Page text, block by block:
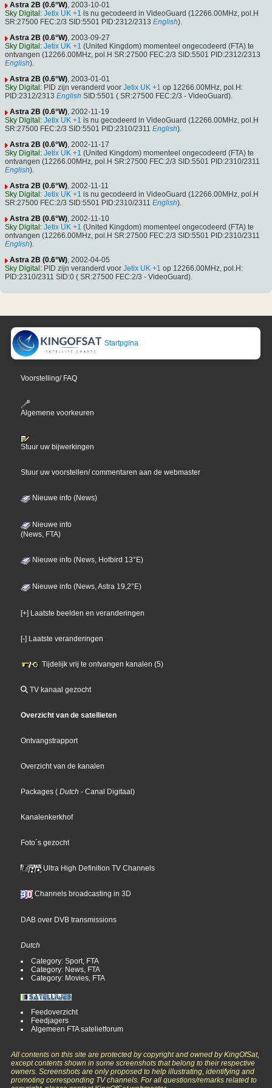
Astra 2B (0.6°W), 2003-10-01
Sky Digital : Jetix UK +1 is nu gecodeerd in VideoGuard (12266.00MHz, pol.H
SR:27500 FEC:2/3 SID:5501 PID:2312/2313 English).
Astra 2B (0.6°W), 2003-09-27
Sky Digital : Jetix UK +1 (United Kingdom) momenteel ongecodeerd (FTA) te
ontvangen (12266.00MHz, pol.H SR:27500 FEC:2/3 SID:5501 PID:2312/2313
English).
Astra 2B (0.6°W), 2003-01-01
Sky Digital : PID zijn veranderd voor Jetix UK +1 op 12266.00MHz, pol.H:
PID:2312/2313 English SID:5501 ( SR:27500 FEC:2/3 - VideoGuard).
Astra 2B (0.6°W), 2002-11-19
Sky Digital : Jetix UK +1 is nu gecodeerd in VideoGuard (12266.00MHz, pol.H
SR:27500 FEC:2/3 SID:5501 PID:2310/2311 English).
Astra 2B (0.6°W), 2002-11-17
Sky Digital : Jetix UK +1 (United Kingdom) momenteel ongecodeerd (FTA) te
ontvangen (12266.00MHz, pol.H SR:27500 FEC:2/3 SID:5501 PID:2310/2311
English).
Astra 2B (0.6°W), 2002-11-11
Sky Digital : Jetix UK +1 is nu gecodeerd in VideoGuard (12266.00MHz, pol.H
SR:27500 FEC:2/3 SID:5501 PID:2310/2311 English).
Astra 2B (0.6°W), 2002-11-10
Sky Digital : Jetix UK +1 (United Kingdom) momenteel ongecodeerd (FTA) te
ontvangen (12266.00MHz, pol.H SR:27500 FEC:2/3 SID:5501 PID:2310/2311
English).
Astra 2B (0.6°W), 2002-04-05
Sky Digital : PID zijn veranderd voor Jetix UK +1 op 12266.00MHz, pol.H:
PID:2310/2311 SID:0 ( SR:27500 FEC:2/3 - VideoGuard).
Startpgina
Voorstelling/ FAQ
Algemene voorkeuren
Stuur uw bijwerkingen
Stuur uw voorstellen/ commentaren aan de webmaster
Nieuwe info (News)
Nieuwe info
(News, FTA)
Nieuwe info (News, Hotbird 13°E)
Nieuwe info (News, Astra 19,2°E)
[+] Laatste beelden en veranderingen
[-] Laatste veranderingen
Tijdelijk vrij te ontvangen kanalen (5)
TV kanaal gezocht
Overzicht van de satellieten
Ontvangstrapport
Overzicht van de kanalen
Packages ( Dutch - Canal Digitaal)
Kanalenkerkhof
Foto´s gezocht
Ultra High Definition TV Channels
Channels broadcasting in 3D
DAB over DVB transmissions
Dutch
Category: Sport, FTA
Category: News, FTA
Category: Movies, FTA
Feedoverzicht
Feedjagers
Algemeen FTA satelietforum
All contents on this site are protected by copyright and owned by KingOfSat,
except contents shown in some screenshots that belong to their respective
owners. Screenshots are only proposed to help illustrating, identifying and
promoting corresponding TV channels. For all questions/remarks related to